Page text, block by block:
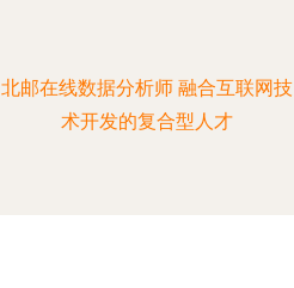
北邮在线数据分析师 融合互联网技
术开发的复合型人才